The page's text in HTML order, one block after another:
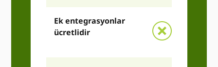
Ek entegrasyonlar
ücretlidir